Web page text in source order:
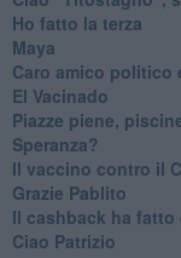
Ho fatto la terza
Maya
Caro amico politico
El Vacinado
Piazze piene,
Speranza?
​Il vaccino contro il
Grazie Pablito
Il cashback ha fatto
Ciao Patrizio